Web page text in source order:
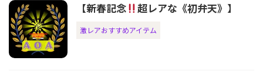
【新春記念 超レアな《初弁天》】
激レアおすすめアイテム